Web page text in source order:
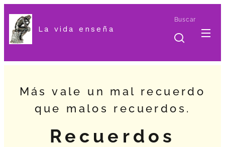
La vida enseña
Buscar
Más vale un mal recuerdo
que malos recuerdos.
Recuerdos